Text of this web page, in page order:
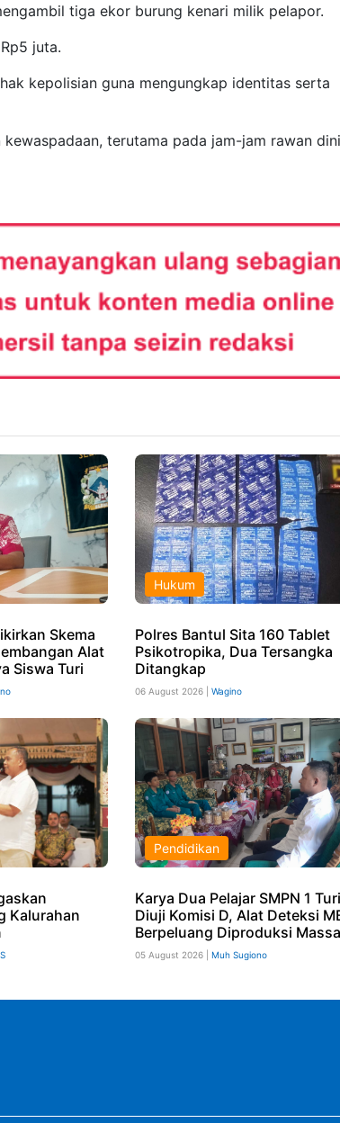
tiga ekor burung kenari milik pelapor.
juta.
kepolisian guna mengungkap identitas serta
terutama pada jam-jam rawan dini
Skema
Alat
Siswa Turi
Hukum
Polres Bantul Sita 160 Tablet
Psikotropika, Dua Tersangka
Ditangkap
06 August 2026 | Wagino
Kalurahan
Pendidikan
Karya Dua Pelajar SMPN 1 Turi
Diuji Komisi D, Alat Deteksi
Berpeluang Diproduksi
05 August 2026 | Muh Sugiono